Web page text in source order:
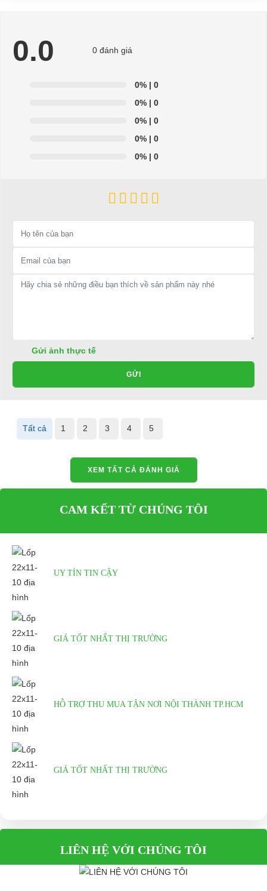
Địa chỉ: 845 Quốc Lộ 13, Phường Hiệp Bình Phước, Thành phố
Điện thoại: 08 68 100 260 ( Châu ) - 093 211 3677 ( Phú )
phuhuynhkd@gmail.com
0.0 0 đánh giá
0% | 0
0% | 0
0% | 0
0% | 0
0% | 0
Gửi ảnh thực tế
GỬI
Tất cả 1 2 3 4 5
XEM TẤT CẢ ĐÁNH GIÁ
CAM KẾT TỪ CHÚNG TÔI
UY TÍN TIN CẬY
GIÁ TỐT NHẤT THỊ TRƯỜNG
HỖ TRỢ THU MUA TẬN NƠI NỘI THÀNH TP.HCM
GIÁ TỐT NHẤT THỊ TRƯỜNG
LIÊN HỆ VỚI CHÚNG TÔI